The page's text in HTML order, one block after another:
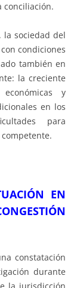
conciliación.
la sociedad del
condiciones
también en
la creciente
y
en los
para
EN
constatación
durante